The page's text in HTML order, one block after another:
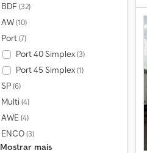
BDF (32)
AW(10)
Port(7)
Port 40 Simplex(3)
Port 45 Simplex(1)
SP(6)
Multi(4)
AWE(4)
ENCO(3)
Mostrar mais